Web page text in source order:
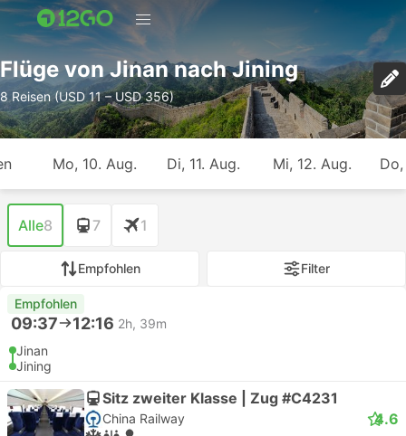
Flüge von Jinan nach Jining
8 Reisen (USD 11 – USD 356)
Mo, 10. Aug. Di, 11. Aug. Mi, 12. Aug.
Alle8 7 1
Empfohlen Filter
Empfohlen
09:37 12:16 2h, 39m
Jinan
Jining
Sitz zweiter Klasse | Zug #C4231
China Railway 4.6